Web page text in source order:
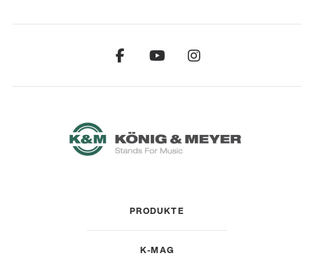
PRODUKTE
K-MAG